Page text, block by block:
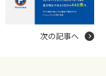
次の記事へ